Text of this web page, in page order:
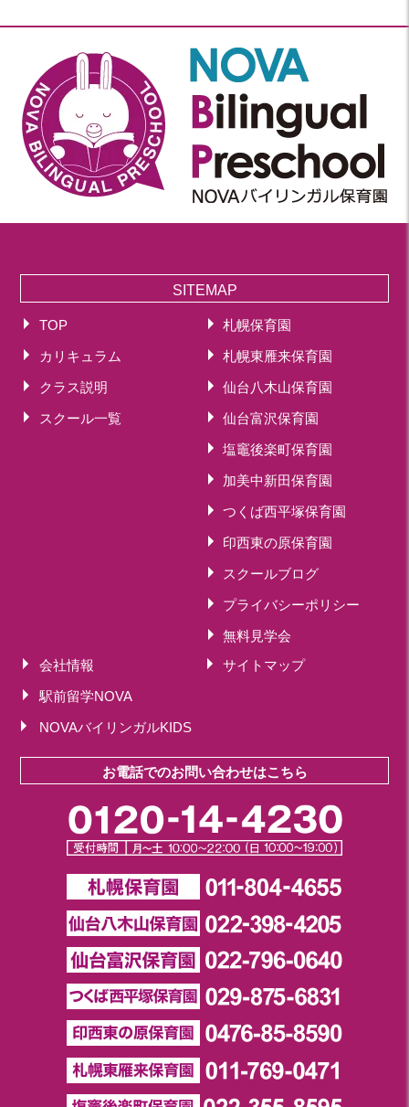
SITEMAP
TOP
カリキュラム
クラス説明
スクール一覧
札幌保育園
札幌東雁来保育園
仙台八木山保育園
仙台富沢保育園
塩竈後楽町保育園
加美中新田保育園
つくば西平塚保育園
印西東の原保育園
スクールブログ
プライバシーポリシー
無料見学会
会社情報
サイトマップ
駅前留学NOVA
NOVAバイリンガルKIDS
お電話でのお問い合わせはこちら